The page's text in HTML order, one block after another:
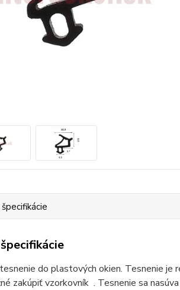
do plastových okien. Tesnenie je
zakúpiť vzorkovník . Tesnenie sa